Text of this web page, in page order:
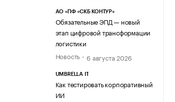
АО «ПФ «СКБ КОНТУР»
Обязательные ЭПД — новый
этап цифровой трансформации
логистики
Новость
6 августа 2026
UMBRELLA IT
Как тестировать корпоративный
ИИ